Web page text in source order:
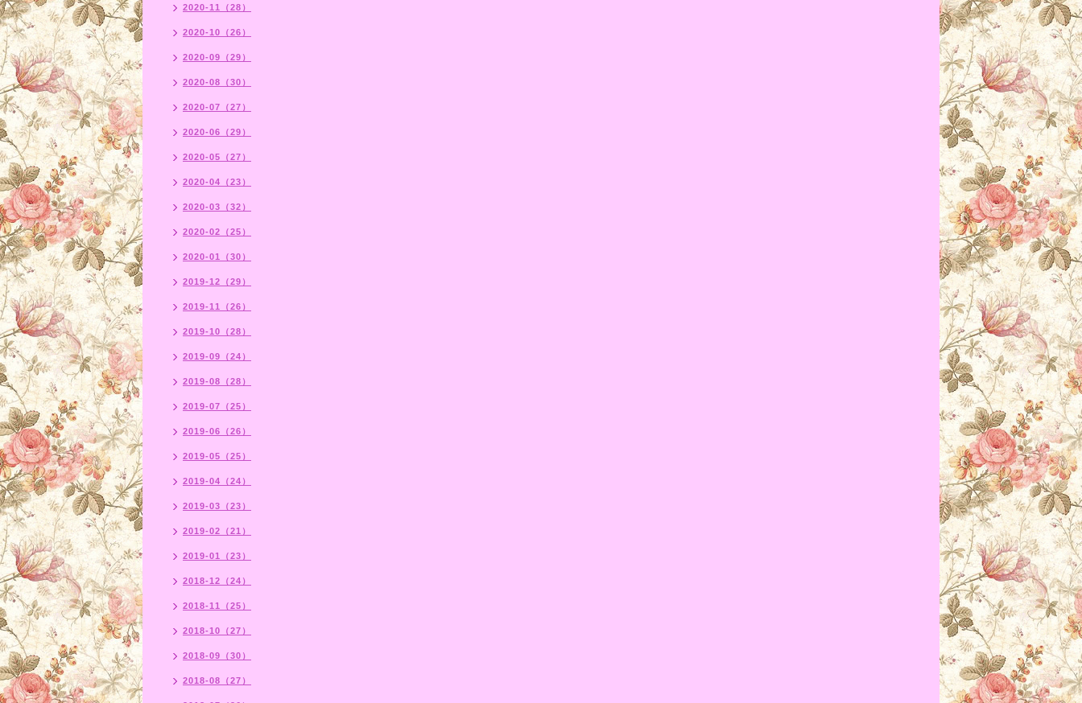
2020-11（28）
2020-10（26）
2020-09（29）
2020-08（30）
2020-07（27）
2020-06（29）
2020-05（27）
2020-04（23）
2020-03（32）
2020-02（25）
2020-01（30）
2019-12（29）
2019-11（26）
2019-10（28）
2019-09（24）
2019-08（28）
2019-07（25）
2019-06（26）
2019-05（25）
2019-04（24）
2019-03（23）
2019-02（21）
2019-01（23）
2018-12（24）
2018-11（25）
2018-10（27）
2018-09（30）
2018-08（27）